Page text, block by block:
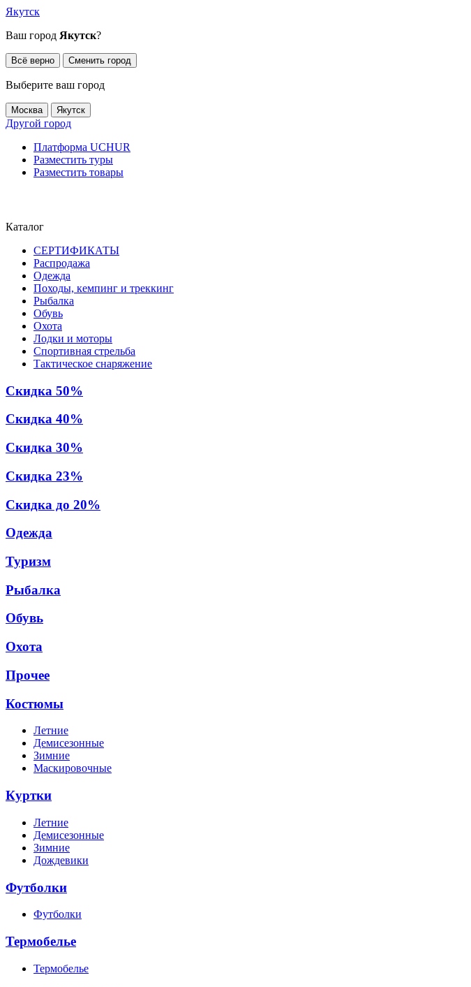
Якутск
Ваш город Якутск?
Всё верно Сменить город
Выберите ваш город
Москва Якутск
Другой город
Платформа UCHUR
Разместить туры
Разместить товары
Каталог
СЕРТИФИКАТЫ
Распродажа
Одежда
Походы, кемпинг и треккинг
Рыбалка
Обувь
Охота
Лодки и моторы
Спортивная стрельба
Тактическое снаряжение
Скидка 50%
Скидка 40%
Скидка 30%
Скидка 23%
Скидка до 20%
Одежда
Туризм
Рыбалка
Обувь
Охота
Прочее
Костюмы
Летние
Демисезонные
Зимние
Маскировочные
Куртки
Летние
Демисезонные
Зимние
Дождевики
Футболки
Футболки
Термобелье
Термобелье